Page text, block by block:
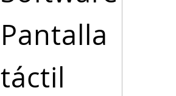
Pantalla
táctil